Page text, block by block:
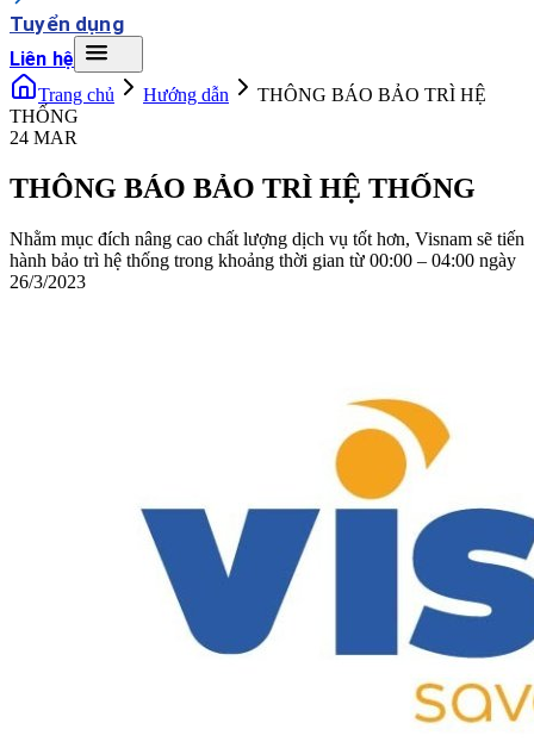
Tuyển dụng
Liên hệ
Trang chủ Hướng dẫn
THÔNG BÁO BẢO TRÌ HỆ
THỐNG
24 MAR
THÔNG BÁO BẢO TRÌ HỆ THỐNG
Nhằm mục đích nâng cao chất lượng dịch vụ tốt hơn, Visnam sẽ tiến
hành bảo trì hệ thống trong khoảng thời gian từ 00:00 – 04:00 ngày
26/3/2023